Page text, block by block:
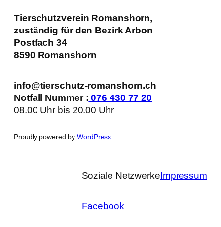
Tierschutzverein Romanshorn,
zuständig für den Bezirk Arbon
Postfach 34
8590 Romanshorn
info@tierschutz-romanshorn.ch
Notfall Nummer : 076 430 77 20
08.00 Uhr bis 20.00 Uhr
Proudly powered byWordPress
Soziale Netzwerke
Facebook
Impressum